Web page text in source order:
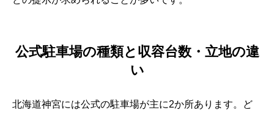
公式駐車場の種類と収容台数・立地の違
い
北海道神宮には公式の駐車場が主に2か所あります。ど